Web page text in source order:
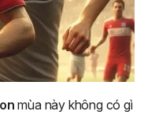
mùa này không có gì